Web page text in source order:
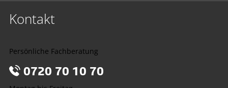
Kontakt
Persönliche Fachberatung
0720 70 10 70